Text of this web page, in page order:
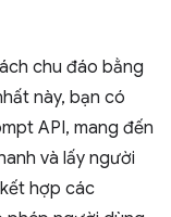
chu đáo bằng
này, bạn có
API, mang đến
và lấy người
hợp các